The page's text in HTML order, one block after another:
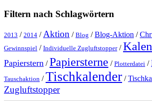
Filtern nach Schlagwörtern
2013 / 2014 / Aktion / Blog /Blog-Aktion /
Gewinnspiel / Individuelle Zugluftstopper/
Papierstern /Papiersterne / Plotterdatei /
Tauschaktion /Tischkalender /
Zugluftstopper